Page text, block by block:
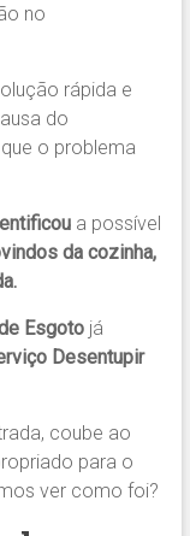
no
rápida e
do
o problema
a possível
da cozinha,
Esgotojá
Desentupir
coube ao
para o
ver como foi?